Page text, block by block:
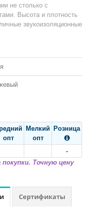
основе
не столько с
Высота и плотность
звукоизоляционные
опт
Мелкий
опт
Розница

-
Точную цену
Сертификаты